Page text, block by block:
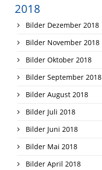
2018
Bilder Dezember 2018
Bilder November 2018
Bilder Oktober 2018
Bilder September 2018
Bilder August 2018
Bilder Juli 2018
Bilder Juni 2018
Bilder Mai 2018
Bilder April 2018